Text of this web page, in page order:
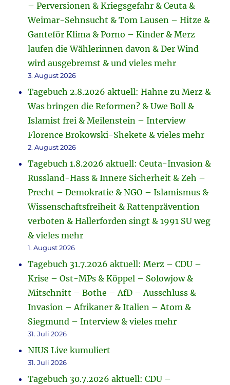
– Perversionen & Kriegsgefahr & Ceuta &
Weimar-Sehnsucht & Tom Lausen – Hitze &
Ganteför Klima & Porno – Kinder & Merz
laufen die Wählerinnen davon & Der Wind
wird ausgebremst & und vieles mehr
3. August 2026
Tagebuch 2.8.2026 aktuell: Hahne zu Merz &
Was bringen die Reformen? & Uwe Boll &
Islamist frei & Meilenstein – Interview
Florence Brokowski-Shekete & vieles mehr
2. August 2026
Tagebuch 1.8.2026 aktuell: Ceuta-Invasion &
Russland-Hass & Innere Sicherheit & Zeh –
Precht – Demokratie & NGO – Islamismus &
Wissenschaftsfreiheit & Rattenprävention
verboten & Hallerforden singt & 1991 SU weg
& vieles mehr
1. August 2026
Tagebuch 31.7.2026 aktuell: Merz – CDU –
Krise – Ost-MPs & Köppel – Solowjow &
Mitschnitt – Bothe – AfD – Ausschluss &
Invasion – Afrikaner & Italien – Atom &
Siegmund – Interview & vieles mehr
31. Juli 2026
NIUS Live kumuliert
31. Juli 2026
Tagebuch 30.7.2026 aktuell: CDU –